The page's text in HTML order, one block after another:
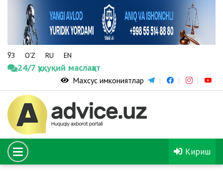
ЎЗ O‘Z RU EN
24/7 ҳуқуқий маслаҳат
Махсус имкониятлар
Кириш